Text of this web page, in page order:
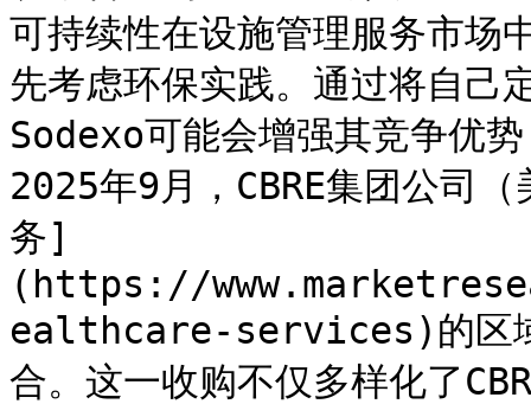
可持续性在设施管理服务市场
先考虑环保实践。通过将自己
Sodexo可能会增强其竞争优
2025年9月，CBRE集团公司
务]
(https://
ealthcare-services)的区域
合。这一收购不仅多样化了